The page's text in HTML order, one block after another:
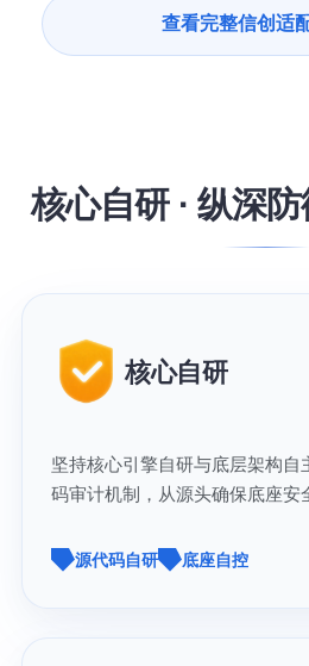
查看完整信创适
核心自研 · 纵深
核心自研
坚持核心引擎自研与底层架构自
码审计机制，从源头确保底座安
源代码自研 底座自控